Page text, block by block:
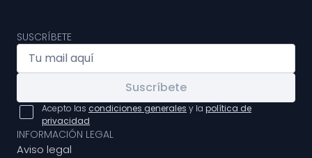
SUSCRÍBETE
Suscríbete
Acepto las condiciones generales y la política de
privacidad
INFORMACIÓN LEGAL
Aviso legal